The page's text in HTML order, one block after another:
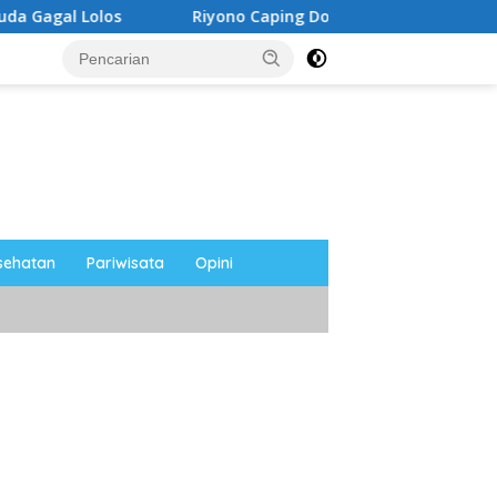
Riyono Caping Dorong Ibu-Ibu Magetan Kembangkan
Pariwisata Opini